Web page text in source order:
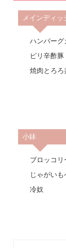
メインディッ
ハンバーグ
ピリ辛酢豚
焼肉とろろ
小鉢
ブロッコリ
じゃがい
冷奴